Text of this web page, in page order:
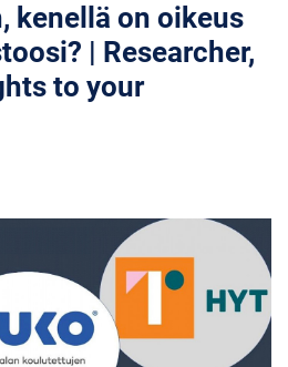
kenellä on oikeus
| Researcher,
to your